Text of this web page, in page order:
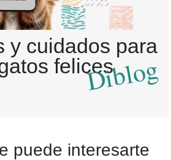
y cuidados para
felicesDiblog
puede interesarte